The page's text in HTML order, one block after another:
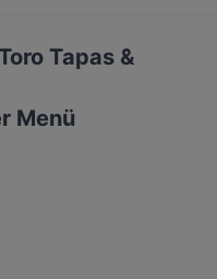
Tapas &
Menü